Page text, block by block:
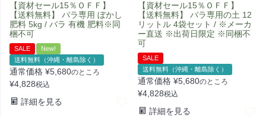
【資材セール15％ＯＦＦ】
【送料無料】 バラ専用 ぼかし
肥料 5kg / バラ 有機 肥料※同
梱不可
SALE
New!
送料無料（沖縄・離島除く）
通常価格 ¥5,680のところ
¥4,828税込
詳細を見る
【資材セール15％ＯＦＦ】
【送料無料】 バラ専用の土 12
リットル 4袋セット / ※メーカ
ー直送 ※出荷日限定 ※同梱不
可
SALE
送料無料（沖縄・離島除く）
通常価格 ¥5,680のところ
¥4,828税込
詳細を見る